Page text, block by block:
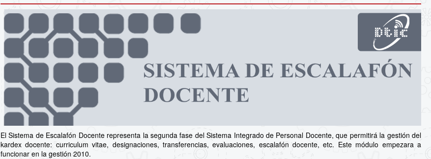
El Sistema de Escalafón Docente representa la segunda fase del Sistema Integrado de Personal Docente, que permitirá la gestión del
kardex docente: curriculum vitae, designaciones, transferencias, evaluaciones, escalafón docente, etc. Este módulo empezara a
funcionar en la gestión 2010.